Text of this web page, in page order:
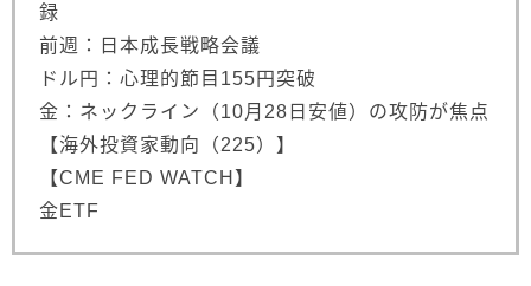
録
前週：日本成長戦略会議
ドル円：心理的節目155円突破
金：ネックライン（10月28日安値）の攻防が焦点
【海外投資家動向（225）】
【CME FED WATCH】
金ETF